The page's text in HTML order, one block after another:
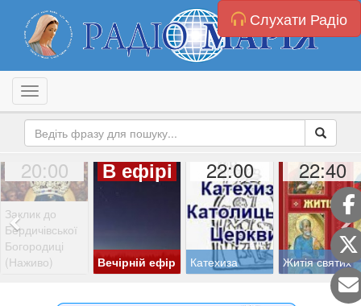
Слухати Радіо
Toggle navigation
20:00
Заклик до
Бердичівської
Богородиці
(Наживо)
В ефірі
Вечірній ефір
22:00
Катехиза
22:40
Житія святих